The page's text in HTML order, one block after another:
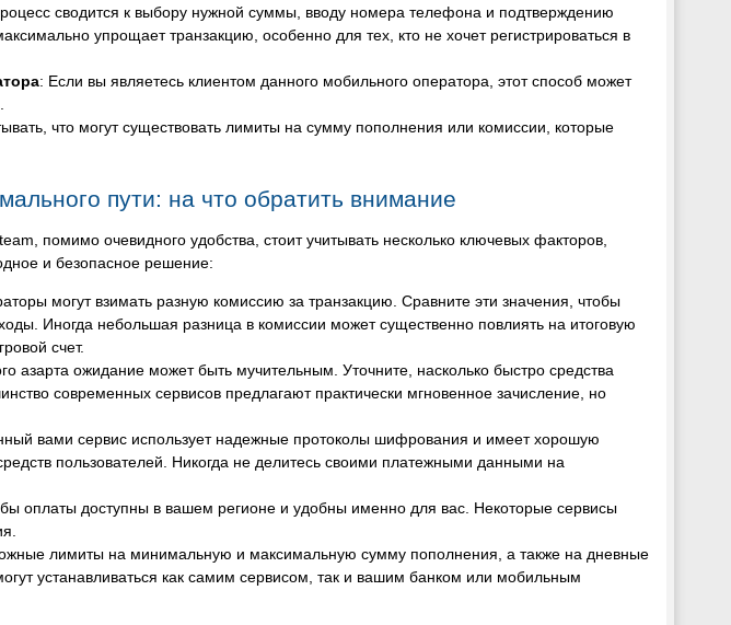
сводится к выбору нужной суммы, вводу номера телефона и подтверждению
упрощает транзакцию, особенно для тех, кто не хочет регистрироваться в
: Если вы являетесь клиентом данного мобильного оператора, этот способ может
что могут существовать лимиты на сумму пополнения или комиссии, которые
пути: на что обратить внимание
помимо очевидного удобства, стоит учитывать несколько ключевых факторов,
и безопасное решение:
могут взимать разную комиссию за транзакцию. Сравните эти значения, чтобы
Иногда небольшая разница в комиссии может существенно повлиять на итоговую
счет.
азарта ожидание может быть мучительным. Уточните, насколько быстро средства
современных сервисов предлагают практически мгновенное зачисление, но
вами сервис использует надежные протоколы шифрования и имеет хорошую
пользователей. Никогда не делитесь своими платежными данными на
оплаты доступны в вашем регионе и удобны именно для вас. Некоторые сервисы
лимиты на минимальную и максимальную сумму пополнения, а также на дневные
устанавливаться как самим сервисом, так и вашим банком или мобильным